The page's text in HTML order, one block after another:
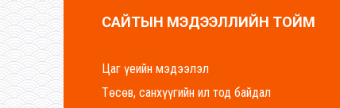
САЙТЫН МЭДЭЭЛЛИЙН ТОЙМ
Цаг үеийн мэдээлэл
Төсөв, санхүүгийн ил тод байдал